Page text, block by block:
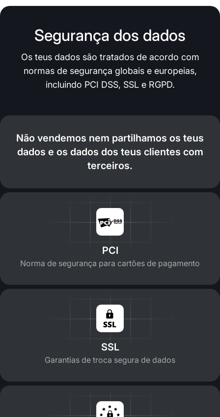
Segurança dos dados
Os teus dados são tratados de acordo com
normas de segurança globais e europeias,
incluindo PCI DSS, SSL e RGPD.
Não vendemos nem partilhamos os teus
dados e os dados dos teus clientes com
terceiros.
PCI
Norma de segurança para cartões de pagamento
SSL
Garantias de troca segura de dados